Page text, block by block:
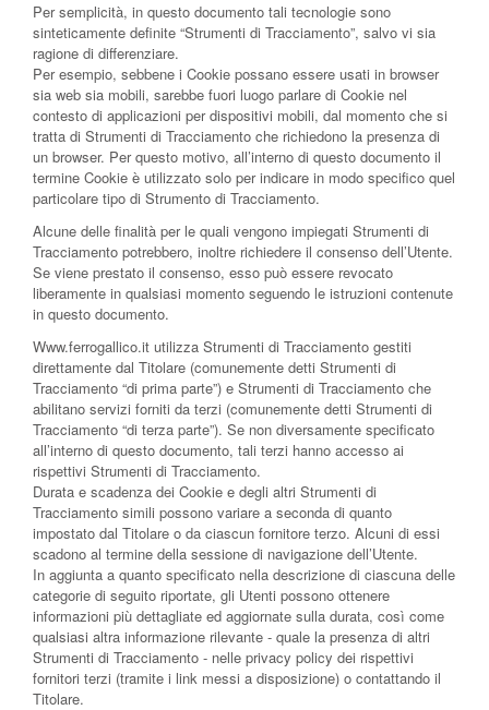
Per semplicità, in questo documento tali tecnologie sono
sinteticamente definite “Strumenti di Tracciamento”, salvo vi sia
ragione di differenziare.
Per esempio, sebbene i Cookie possano essere usati in browser
sia web sia mobili, sarebbe fuori luogo parlare di Cookie nel
contesto di applicazioni per dispositivi mobili, dal momento che si
tratta di Strumenti di Tracciamento che richiedono la presenza di
un browser. Per questo motivo, all’interno di questo documento il
termine Cookie è utilizzato solo per indicare in modo specifico quel
particolare tipo di Strumento di Tracciamento.
Alcune delle finalità per le quali vengono impiegati Strumenti di
Tracciamento potrebbero, inoltre richiedere il consenso dell’Utente.
Se viene prestato il consenso, esso può essere revocato
liberamente in qualsiasi momento seguendo le istruzioni contenute
in questo documento.
Www.ferrogallico.it utilizza Strumenti di Tracciamento gestiti
direttamente dal Titolare (comunemente detti Strumenti di
Tracciamento “di prima parte”) e Strumenti di Tracciamento che
abilitano servizi forniti da terzi (comunemente detti Strumenti di
Tracciamento “di terza parte”). Se non diversamente specificato
all’interno di questo documento, tali terzi hanno accesso ai
rispettivi Strumenti di Tracciamento.
Durata e scadenza dei Cookie e degli altri Strumenti di
Tracciamento simili possono variare a seconda di quanto
impostato dal Titolare o da ciascun fornitore terzo. Alcuni di essi
scadono al termine della sessione di navigazione dell’Utente.
In aggiunta a quanto specificato nella descrizione di ciascuna delle
categorie di seguito riportate, gli Utenti possono ottenere
informazioni più dettagliate ed aggiornate sulla durata, così come
qualsiasi altra informazione rilevante - quale la presenza di altri
Strumenti di Tracciamento - nelle privacy policy dei rispettivi
fornitori terzi (tramite i link messi a disposizione) o contattando il
Titolare.